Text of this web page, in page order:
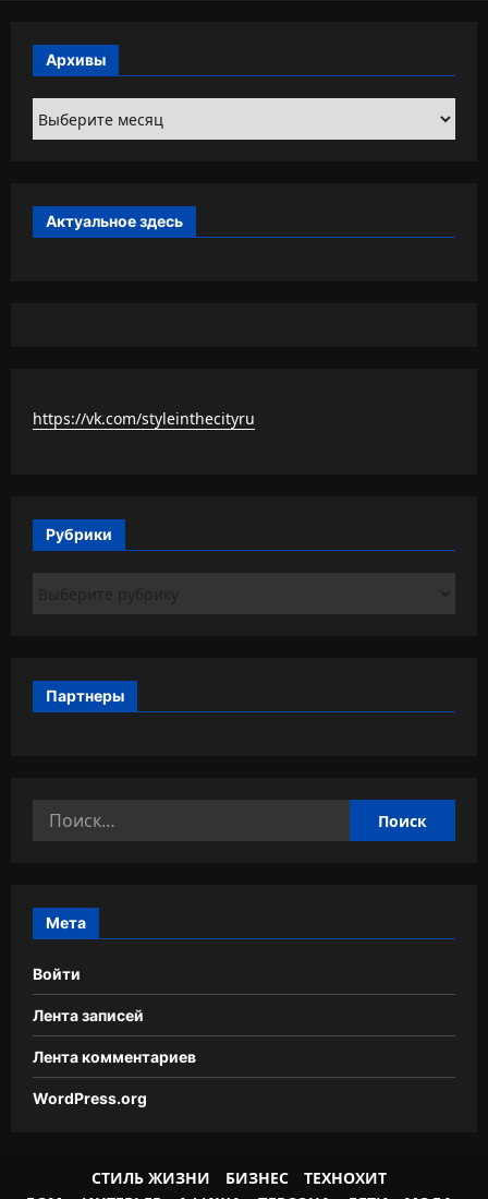
Архивы
Архивы
Актуальное здесь
https://vk.com/styleinthecityru
Рубрики
Партнеры
Найти:
Мета
Войти
Лента записей
Лента комментариев
WordPress.org
СТИЛЬ ЖИЗНИ БИЗНЕС
ТЕХНОХИТ